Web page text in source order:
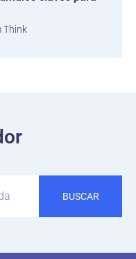
Think
BUSCAR